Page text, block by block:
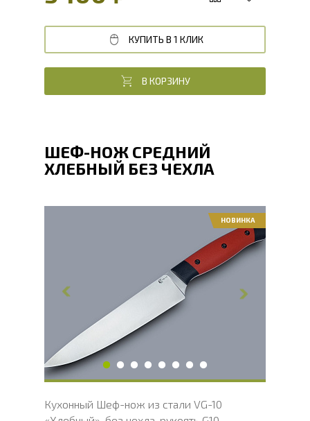
КУПИТЬ В 1 КЛИК
В КОРЗИНУ
ШЕФ-НОЖ СРЕДНИЙ
ХЛЕБНЫЙ БЕЗ ЧЕХЛА
295
166
Толщина обуха, мм
2.1
Длина рукояти, мм
Твердость клинка, HRC
Вес, г
НОВИНКА
Кухонный Шеф-нож из стали VG-10